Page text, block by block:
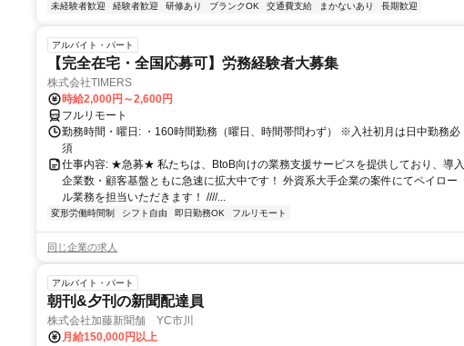
未経験者歓迎
経験者歓迎 研修あり ブランクOK 交通費支給 まかないあり 長期歓迎
アルバイト・パート
【完全在宅・全国応募可】労務経験者大募集
株式会社TIMERS
時給2,000円～2,600円
フルリモート
勤務時間・曜日: ・160時間勤務（曜日、時間帯問わず） ※入社初月は日中勤務必
須
仕事内容: ★急募★ 私たちは、BtoB向けの業務支援サービスを提供しており、導入
企業数・顧客基盤ともに急速に拡大中です！ 外資系大手企業の案件にてペイロー
ル業務を担当いただきます！ ////...
変形労働時間制 シフト自由 即日勤務OK フルリモート
同じ企業の求人
アルバイト・パート
朝刊&夕刊の新聞配達員
株式会社加藤新聞舗 YC市川
月給150,000円以上